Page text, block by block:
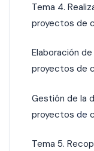
Tema 4.
proyectos de
Elaboración
proyectos de
Gestión de la
proyectos de
Tema 5.